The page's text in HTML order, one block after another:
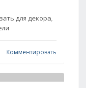
для декора,
Комментировать